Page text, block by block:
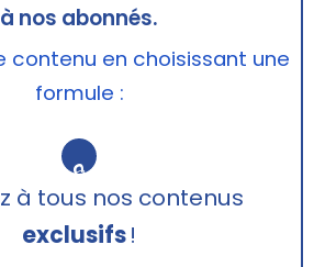
à nos abonnés.
contenu en choisissant une
formule :
🔒
à tous nos contenus
exclusifs!